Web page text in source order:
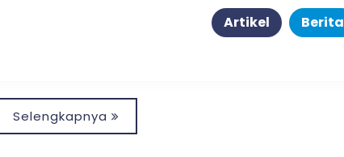
Artikel Berita
Selengkapnya